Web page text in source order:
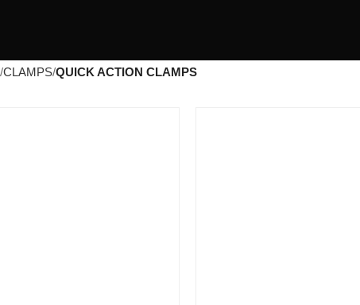
CLAMPS QUICK ACTION CLAMPS